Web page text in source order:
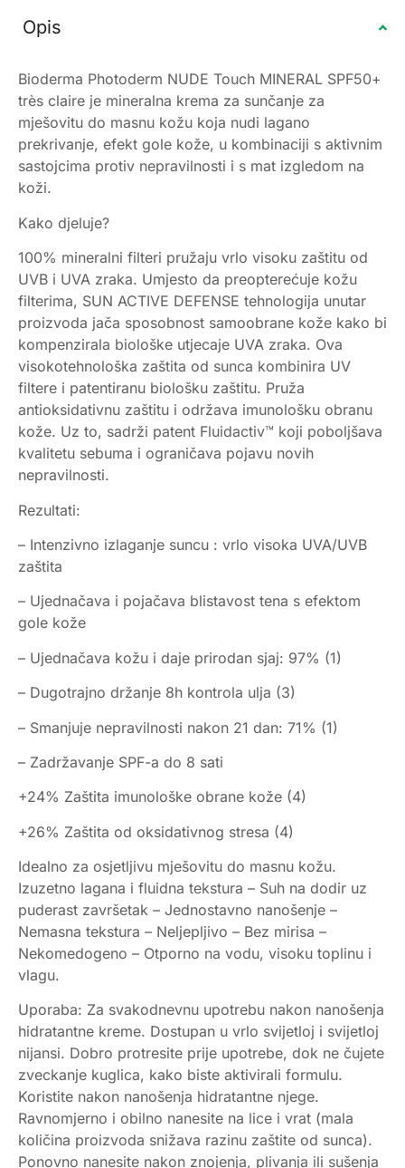
Opis
Bioderma Photoderm NUDE Touch MINERAL SPF50+
très claire je mineralna krema za sunčanje za
mješovitu do masnu kožu koja nudi lagano
prekrivanje, efekt gole kože, u kombinaciji s aktivnim
sastojcima protiv nepravilnosti i s mat izgledom na
koži.
Kako djeluje?
100% mineralni filteri pružaju vrlo visoku zaštitu od
UVB i UVA zraka. Umjesto da preopterećuje kožu
filterima, SUN ACTIVE DEFENSE tehnologija unutar
proizvoda jača sposobnost samoobrane kože kako bi
kompenzirala biološke utjecaje UVA zraka. Ova
visokotehnološka zaštita od sunca kombinira UV
filtere i patentiranu biološku zaštitu. Pruža
antioksidativnu zaštitu i održava imunološku obranu
kože. Uz to, sadrži patent Fluidactiv™ koji poboljšava
kvalitetu sebuma i ograničava pojavu novih
nepravilnosti.
Rezultati:
– Intenzivno izlaganje suncu : vrlo visoka UVA/UVB
zaštita
– Ujednačava i pojačava blistavost tena s efektom
gole kože
– Ujednačava kožu i daje prirodan sjaj: 97% (1)
– Dugotrajno držanje 8h kontrola ulja (3)
– Smanjuje nepravilnosti nakon 21 dan: 71% (1)
– Zadržavanje SPF-a do 8 sati
+24% Zaštita imunološke obrane kože (4)
+26% Zaštita od oksidativnog stresa (4)
Idealno za osjetljivu mješovitu do masnu kožu.
Izuzetno lagana i fluidna tekstura – Suh na dodir uz
puderast završetak – Jednostavno nanošenje –
Nemasna tekstura – Neljepljivo – Bez mirisa –
Nekomedogeno – Otporno na vodu, visoku toplinu i
vlagu.
Uporaba: Za svakodnevnu upotrebu nakon nanošenja
hidratantne kreme. Dostupan u vrlo svijetloj i svijetloj
nijansi. Dobro protresite prije upotrebe, dok ne čujete
zveckanje kuglica, kako biste aktivirali formulu.
Koristite nakon nanošenja hidratantne njege.
Ravnomjerno i obilno nanesite na lice i vrat (mala
količina proizvoda snižava razinu zaštite od sunca).
Ponovno nanesite nakon znojenja, plivanja ili sušenja